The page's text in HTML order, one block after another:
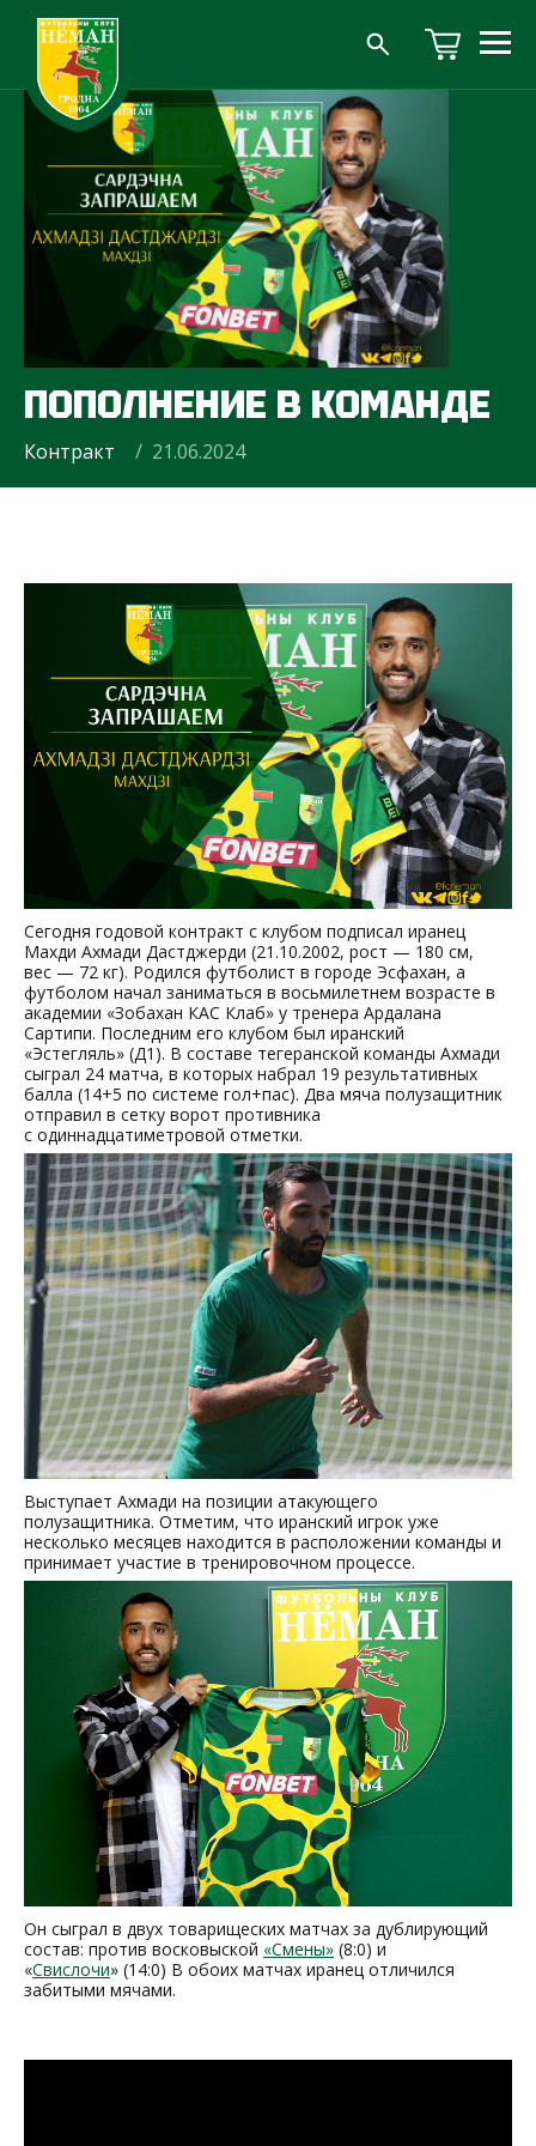
ПОПОЛНЕНИЕ В КОМАНДЕ
Контракт / 21.06.2024
Сегодня годовой контракт с клубом подписал иранец
Махди Ахмади Дастджерди (21.10.2002, рост — 180 см,
вес — 72 кг). Родился футболист в городе Эсфахан, а
футболом начал заниматься в восьмилетнем возрасте в
академии
Зобахан КАС Клаб
у тренера Ардалана
Сартипи. Последним его клубом был иранский
Эстегляль
(Д1). В составе тегеранской команды Ахмади
сыграл 24 матча, в которых набрал 19 результативных
балла (14+5 по системе гол+пас). Два мяча полузащитник
отправил в сетку ворот противника
с одиннадцатиметровой отметки.
Выступает Ахмади на позиции атакующего
полузащитника. Отметим, что иранский игрок уже
несколько месяцев находится в расположении команды и
принимает участие в тренировочном процессе.
Он сыграл в двух товарищеских матчах за дублирующий
состав: против восковыской
Смены
(8:0) и
Свислочи
(14:0) В обоих матчах иранец отличился
забитыми мячами.